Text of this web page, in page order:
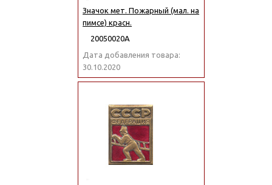
Значок мет. Пожарный (мал. на
пимсе) красн.
20050020А
Дата добавления товара:
30.10.2020